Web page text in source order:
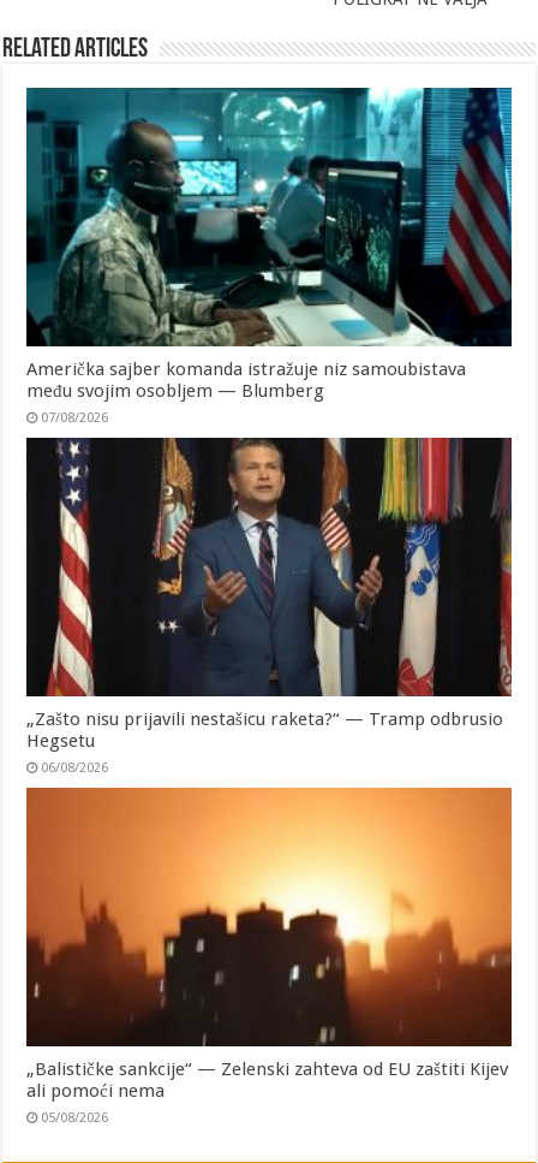
Related Articles
Američka sajber komanda istražuje niz samoubistava
među svojim osobljem — Blumberg
07/08/2026
„Zašto nisu prijavili nestašicu raketa?“ — Tramp odbrusio
Hegsetu
06/08/2026
„Balističke sankcije“ — Zelenski zahteva od EU zaštiti Kijev
ali pomoći nema
05/08/2026